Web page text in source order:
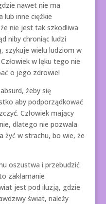
nawet nie ma
lub inne ciężkie
nie jest tak szkodliwa
niby chroniąc ludzi
szykuje wielu ludziom w
w lęku tego nie
o jego zdrowie!
żeby się
aby podporządkować
Człowiek mający
dlatego nie pozwala
żyć w strachu, bo wie, że
oszustwa i przebudzić
zakłamanie
jest pod iluzją, gdzie
świat, należy